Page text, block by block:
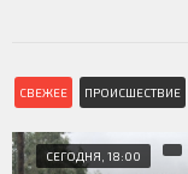
СВЕЖЕЕ ПРОИСШЕСТВИЕ
СЕГОДНЯ, 18:00